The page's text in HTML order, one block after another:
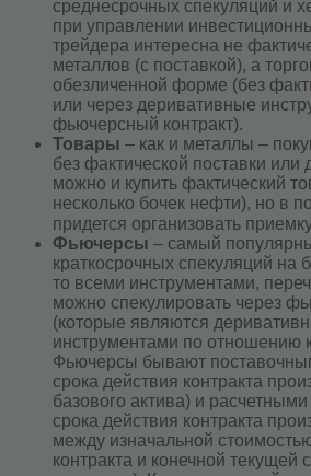
среднесрочных спекуляций и
при управлении
трейдера интересна не
металлов (с поставкой), а
обезличенной форме (без
или через деривативные
фьючерсный контракт).
Товары – как и металлы –
без фактической поставки или
можно и купить фактический
несколько бочек нефти), но в
придется организовать
Фьючерсы – самый
краткосрочных спекуляций на
то всеми инструментами,
можно спекулировать через
(которые являются
инструментами по отношению
Фьючерсы бывают
срока действия контракта
базового актива) и расчетными
срока действия контракта
между изначальной
контракта и конечной текущей